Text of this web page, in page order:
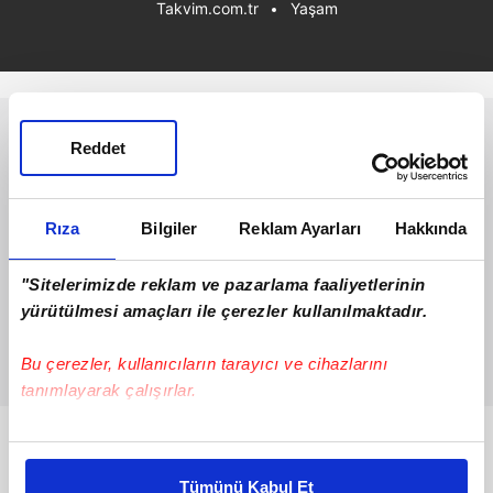
Rıza Bilgiler Reklam Ayarları Hakkında
"Sitelerimizde reklam ve pazarlama faaliyetlerinin
yürütülmesi amaçları ile çerezler kullanılmaktadır.
Bu çerezler, kullanıcıların tarayıcı ve cihazlarını
tanımlayarak çalışırlar.
Bu çerezlere izin vermeniz halinde sizlere özel
Tümünü Kabul Et
Reddet
Takvim.com.tr Yaşam
Bunlar da Var